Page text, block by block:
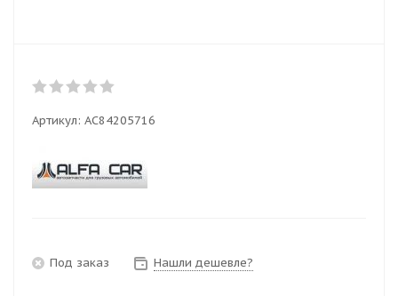
Артикул: AC84205716
Под заказ Нашли дешевле?